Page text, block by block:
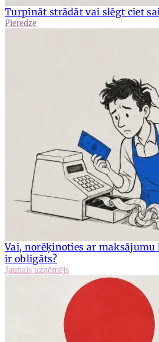
Turpināt strādāt vai slēgt ciet
Pieredze
Vai, norēķinoties ar maksājumu
ir obligāts?
Jaunais uzņēmējs